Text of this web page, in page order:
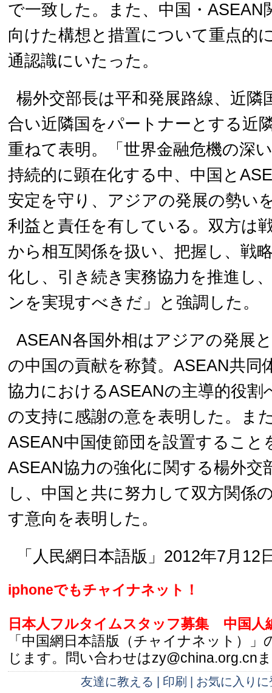
で一致した。また、中国・ASEAN
向けた構想と措置について重点的
通認識にいたった。
楊外交部長は平和発展路線、近隣
合い近隣国をパートナーとする近
重ねて表明。「世界金融危機の深
持続的に顕在化する中、中国と
安定を守り、アジアの発展の勢い
利益と責任を有している。双方は
から相互関係を扱い、把握し、戦
化し、引き続き実務協力を推進し
ンを実現すべきだ」と強調した。
ASEAN各国外相はアジアの発展
の中国の貢献を称賛。ASEAN共同
協力におけるASEANの主導的役割
の支持に感謝の意を表明した。ま
ASEAN中国使節団を設置すること
ASEAN協力の強化に関する楊外交
し、中国と共に努力して双方関係
す意向を表明した。
「人民網日本語版」2012年7月12
iphoneでもチャイナネット！
日本人フルタイムスタッフ募集
中国人
「中国網日本語版（チャイナネット）」
じます。問い合わせはzy@china.org.cn
友達に教える 印刷 お気に入りに